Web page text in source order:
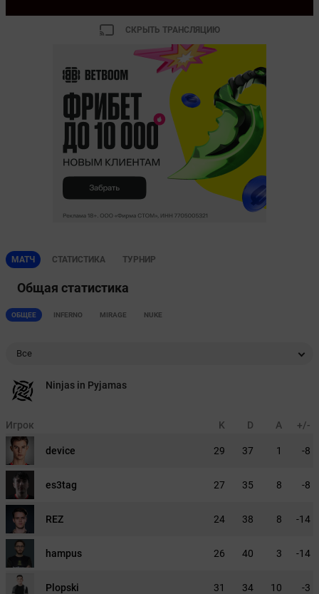
СКРЫТЬ ТРАНСЛЯЦИЮ
МАТЧ СТАТИСТИКА ТУРНИР
Общая статистика
ОБЩЕЕ INFERNO MIRAGE NUKE
Все
Ninjas in Pyjamas
Игрок K D A +/-
device 29 37 1 -8
es3tag 27 35 8 -8
REZ 24 38 8 -14
hampus 26 40 3 -14
Plopski 31 34 10 -3